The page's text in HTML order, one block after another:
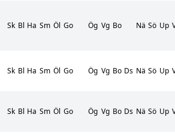
Sk Bl Ha Sm Öl Go Ög Vg Bo Nä Sö Up
Sk Bl Ha Sm Öl Go Ög Vg Bo Ds Nä Sö Up
Sk Bl Ha Sm Öl Go Ög Vg Bo Ds Nä Sö Up